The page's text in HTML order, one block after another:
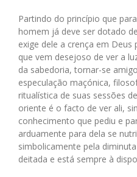
Partindo do princípio que
homem já deve ser dotado
exige dele a crença em
que vem desejoso de ver a
da sabedoria, tornar-se
especulação maçónica,
ritualística de suas sessões
oriente é o facto de ver ali,
conhecimento que pediu e
arduamente para dela se
simbolicamente pela
deitada e está sempre à